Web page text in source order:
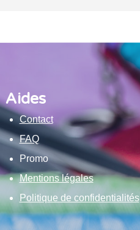
Aides
Contact
FAQ
Promo
Mentions légales
Politique de confidentialités